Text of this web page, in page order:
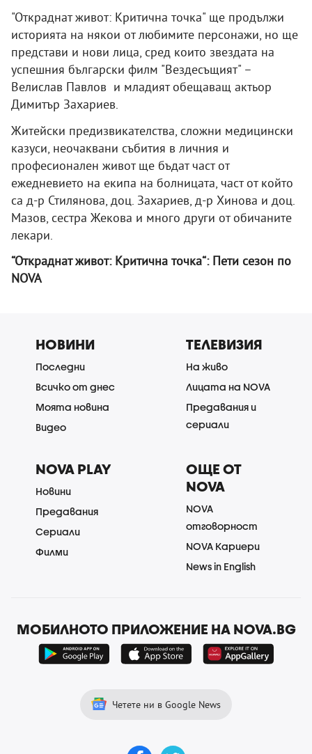
"Откраднат живот: Критична точка" ще продължи
историята на някои от любимите персонажи, но ще
представи и нови лица, сред които звездата на
успешния български филм "Вездесъщият" –
Велислав Павлов и младият обещаващ актьор
Димитър Захариев.
Житейски предизвикателства, сложни медицински
казуси, неочаквани събития в личния и
професионален живот ще бъдат част от
ежедневието на екипа на болницата, част от който
са д-р Стилянова, доц. Захариев, д-р Хинова и доц.
Мазов, сестра Жекова и много други от обичаните
лекари.
“Откраднат живот: Критична точка“: Пети сезон по
NOVA
НОВИНИ
Последни
Всичко от днес
Моята новина
Видео
ТЕЛЕВИЗИЯ
На живо
Лицата на NOVA
Предавания и
сериали
NOVA PLAY
Новини
Предавания
Сериали
Филми
ОЩЕ ОТ
NOVA
NOVA
отговорност
NOVA Кариери
News in English
МОБИЛНОТО ПРИЛОЖЕНИЕ НА NOVA.BG
Четете ни в Google News